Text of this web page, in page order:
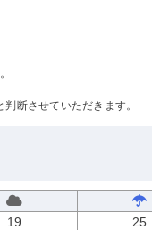
断させていただきます。
19 25